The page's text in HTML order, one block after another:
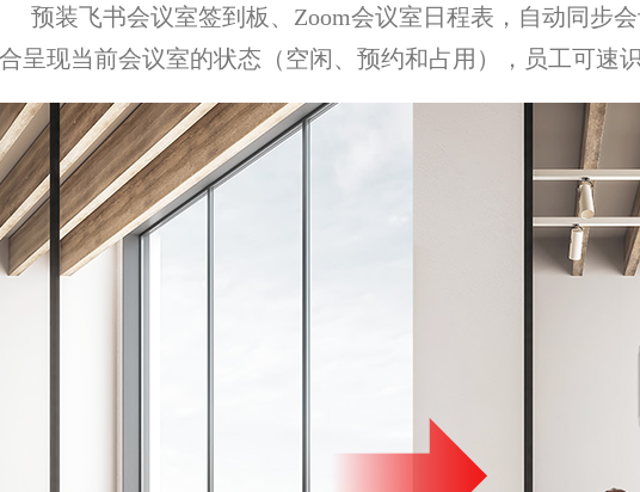
预装飞书会议室签到板、Zoom会议室日程表，自动同步
呈现当前会议室的状态（空闲、预约和占用），员工可速